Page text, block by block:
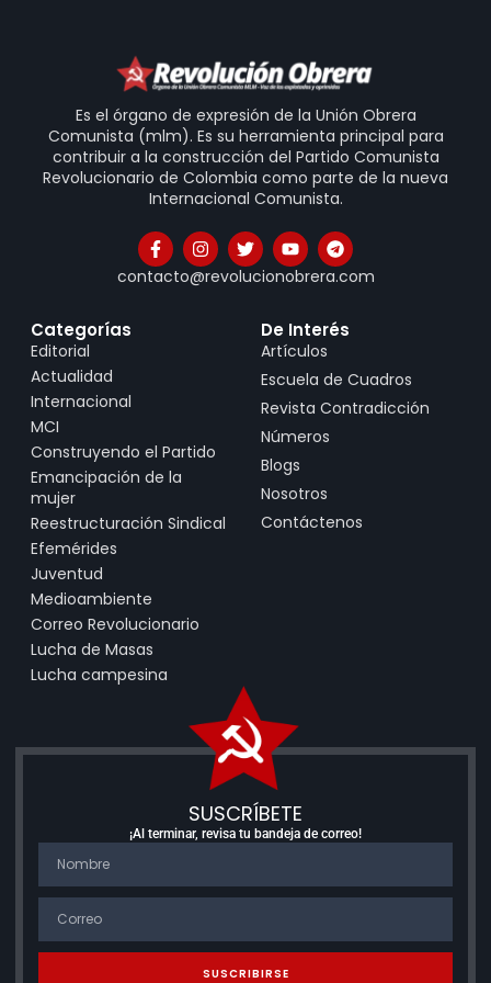
Es el órgano de expresión de la Unión Obrera
Comunista (mlm). Es su herramienta principal para
contribuir a la construcción del Partido Comunista
Revolucionario de Colombia como parte de la nueva
Internacional Comunista.
contacto@revolucionobrera.com
Categorías
Editorial
Actualidad
Internacional
MCI
Construyendo el Partido
Emancipación de la
mujer
Reestructuración Sindical
Efemérides
Juventud
Medioambiente
Correo Revolucionario
Lucha de Masas
Lucha campesina
De Interés
Artículos
Escuela de Cuadros
Revista Contradicción
Números
Blogs
Nosotros
Contáctenos
SUSCRÍBETE
¡Al terminar, revisa tu bandeja de correo!
SUSCRIBIRSE